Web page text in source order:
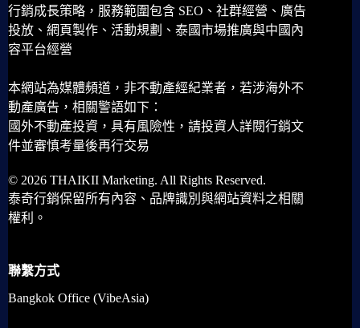
行銷成長策略，服務範圍包含 SEO、社群經營、廣告
投放、網頁製作、活動規劃、泰國市場推廣與中國內
容平台經營
本網站為媒體頻道，非不動產經紀業者，若涉海外不
動產廣告，相關警語如下：
國外不動產投資，具有風險性，請投資人詳閱行銷文
件並審慎考量後再行交易
© 2026 THAIKII Marketing. All Rights Reserved.
泰奇行銷保留所有內容、品牌識別與網站資料之相關
權利。
聯繫方式
Bangkok Office (VibeAsia)